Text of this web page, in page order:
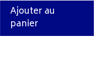
Ajouter au
panier